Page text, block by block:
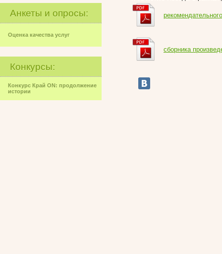
Анкеты и опросы:
Оценка качества услуг
Конкурсы:
Конкурс Край ON: продолжение
истории
сборника